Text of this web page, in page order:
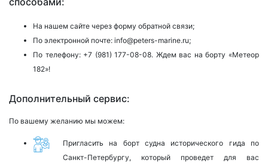
На нашем сайте через форму обратной связи;
По электронной почте: info@peters-marine.ru;
По телефону:+7 (981) 177-08-08. Ждем вас на борту «Метеор
182»!
Дополнительный сервис:
По вашему желанию мы можем:
Пригласить на борт судна исторического гида по
Санкт-Петербургу, который проведет для вас